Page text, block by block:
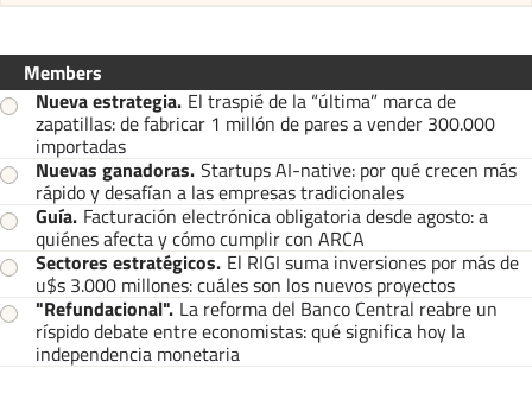
Members
Nueva estrategia. El traspié de la “última” marca de
zapatillas: de fabricar 1 millón de pares a vender 300.000
importadas
Nuevas ganadoras. Startups AI-native: por qué crecen más
rápido y desafían a las empresas tradicionales
Guía. Facturación electrónica obligatoria desde agosto: a
quiénes afecta y cómo cumplir con ARCA
Sectores estratégicos. El RIGI suma inversiones por más de
u$s 3.000 millones: cuáles son los nuevos proyectos
"Refundacional". La reforma del Banco Central reabre un
ríspido debate entre economistas: qué significa hoy la
independencia monetaria